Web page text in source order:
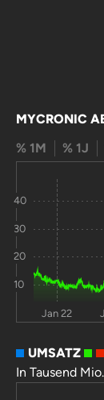
MYCRONIC
% 1M
% 1J
10
20
30
40
Jan 22
UMSATZ
In Tausend